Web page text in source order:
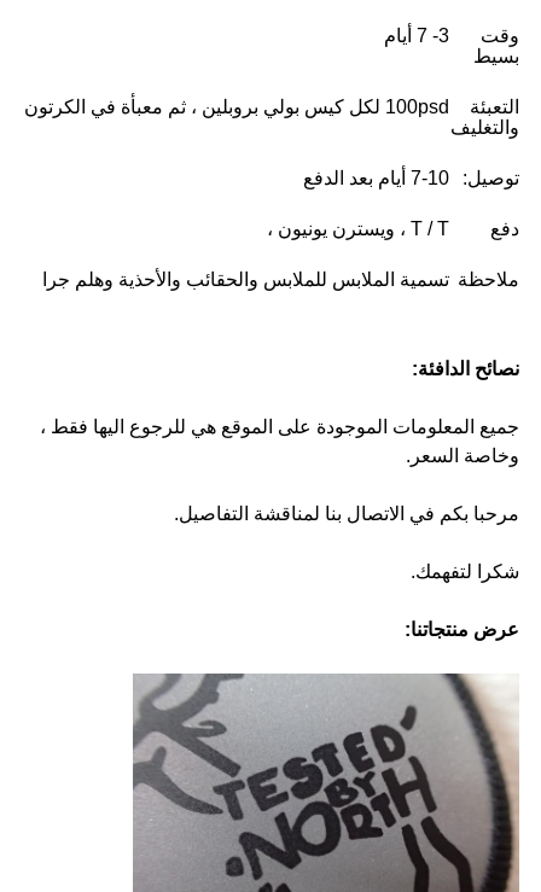
وقت
بسيط
3- 7 أيام
التعبئة
والتغليف
100psd لكل كيس بولي بروبلين ، ثم معبأة في الكرتون
توصيل: 7-10 أيام بعد الدفع
دفع T / T ، ويسترن يونيون ،
ملاحظة تسمية الملابس للملابس والحقائب والأحذية وهلم جرا
نصائح الدافئة:
جميع المعلومات الموجودة على الموقع هي للرجوع اليها فقط ،
وخاصة السعر.
مرحبا بكم في الاتصال بنا لمناقشة التفاصيل.
شكرا لتفهمك.
عرض منتجاتنا: